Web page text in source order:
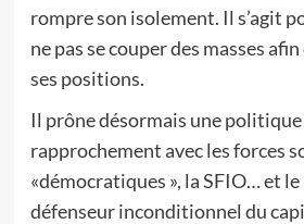
rompre son isolement. Il s’agit
ne pas se couper des masses
ses positions.
Il prône désormais une politique
rapprochement avec les forces
«démocratiques », la SFIO… et
défenseur inconditionnel du